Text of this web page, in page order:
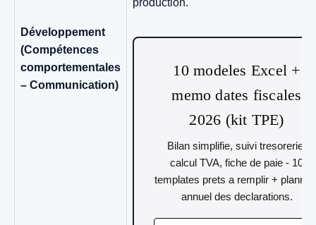
Développement
(Compétences
comportementales
– Communication)
10 modeles Excel +
memo dates fiscales
2026 (kit TPE)
Bilan simplifie, suivi tresorerie,
calcul TVA, fiche de paie - 10
templates prets a remplir +
annuel des declarations.